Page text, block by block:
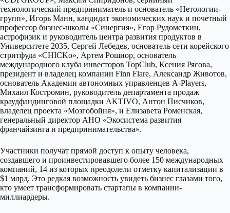
технологический предприниматель и основатель «Нетологии-
групп», Игорь Манн, кандидат экономических наук и почетный
профессор бизнес-школы «Синергия», Егор Рудометкин,
астрофизик и руководитель центра развития продуктов в
Университете 2035, Сергей Лебедев, основатель сети корейского
стритфуда «CHICKo», Артем Рошиор, основатель
международного клуба инвесторов TopClub, Ксения Рясова,
президент и владелец компании Finn Flare, Александр Животов,
основатель Академии автономных управленцев A-Players,
Михаил Костромин, руководитель департамента продаж
краудфандинговой площадки AKTIVO, Антон Писчиков,
владелец проекта «Мозгобойня», и Елизавета Роменская,
генеральный директор АНО «Экосистема развития
франчайзинга и предпринимательства».
Участники получат прямой доступ к опыту человека,
создавшего и проинвестировавшего более 150 международных
компаний, 14 из которых преодолели отметку капитализации в
$1 млрд. Это редкая возможность увидеть бизнес глазами того,
кто умеет трансформировать стартапы в компании-
миллиардеры.